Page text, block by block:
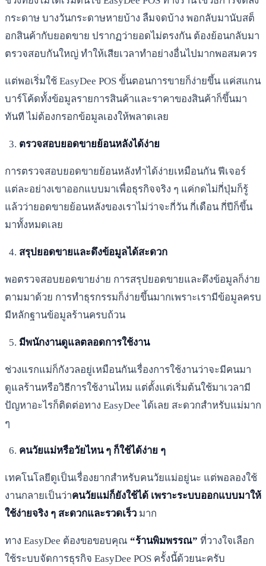
กระดาษ บางวันกระดาษหายบ้าง ลืมจดบ้าง พอกลับมานับสต็
อกสินค้ากับยอดขาย ปรากฏว่ายอดไม่ตรงกัน ต้องย้อนกลับมา
ตรวจสอบกันใหญ่ ทำให้เสียเวลาทำอย่างอื่นไปมากพอสมควร
แต่พอเริ่มใช้ EasyDee POS ขั้นตอนการขายก็ง่ายขึ้น แค่สแกน
บาร์โค้ดทั้งข้อมูลรายการสินค้าและราคาของสินค้าก็ขึ้นมา
ทันที ไม่ต้องกรอกข้อมูลเองให้พลาดเลย
ตรวจสอบยอดขายย้อนหลังได้ง่าย
การตรวจสอบยอดขายย้อนหลังทำได้ง่ายเหมือนกัน ฟีเจอร์
แต่ละอย่างเขาออกแบบมาเพื่อธุรกิจจริง ๆ แค่กดไม่กี่ปุ่มก็รู้
แล้วว่ายอดขายย้อนหลังของเราไม่ว่าจะกี่วัน กี่เดือน กี่ปีก็ขึ้น
มาทั้งหมดเลย
สรุปยอดขายและดึงข้อมูลได้สะดวก
พอตรวจสอบยอดขายง่าย การสรุปยอดขายและดึงข้อมูลก็ง่าย
ตามมาด้วย การทำธุรกรรมก็ง่ายขึ้นมากเพราะเรามีข้อมูลครบ
มีหลักฐานข้อมูลร้านครบถ้วน
มีพนักงานดูแลตลอดการใช้งาน
ช่วงแรกแม่ก็กังวลอยู่เหมือนกันเรื่องการใช้งานว่าจะมีคนมา
ดูแลร้านหรือวิธีการใช้งานไหม แต่ตั้งแต่เริ่มต้นใช้มาเวลามี
ปัญหาอะไรก็ติดต่อทาง EasyDee ได้เลย สะดวกสำหรับแม่มาก
ๆ
คนวัยแม่หรือวัยไหน ๆ ก็ใช้ได้ง่าย ๆ
เทคโนโลยีดูเป็นเรื่องยากสำหรับคนวัยแม่อยู่นะ แต่พอลองใช้
งานกลายเป็นว่าคนวัยแม่ก็ยังใช้ได้ เพราะระบบออกแบบมาให้
ใช้ง่ายจริง ๆ สะดวกและรวดเร็ว มาก
ทาง EasyDee ต้องขอขอบคุณ “ร้านพิมพรรณ” ที่วางใจเลือก
ใช้ระบบจัดการธุรกิจ EasyDee POS ครั้งนี้ด้วยนะครับ